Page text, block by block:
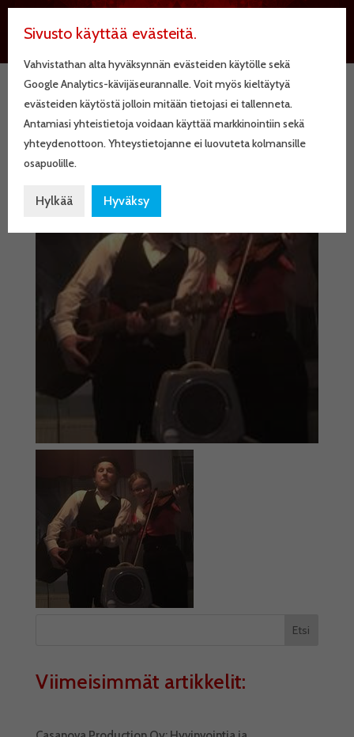
KielKoppa
Etsi
Viimeisimmät artikkelit:
Sivusto käyttää evästeitä.
Vahvistathan alta hyväksynnän evästeiden käytölle sekä
Google Analytics-kävijäseurannalle. Voit myös kieltäytyä
evästeiden käytöstä jolloin mitään tietojasi ei tallenneta.
Antamiasi yhteistietoja voidaan käyttää markkinointiin sekä
yhteydenottoon. Yhteystietojanne ei luovuteta kolmansille
osapuolille.
Hylkää Hyväksy